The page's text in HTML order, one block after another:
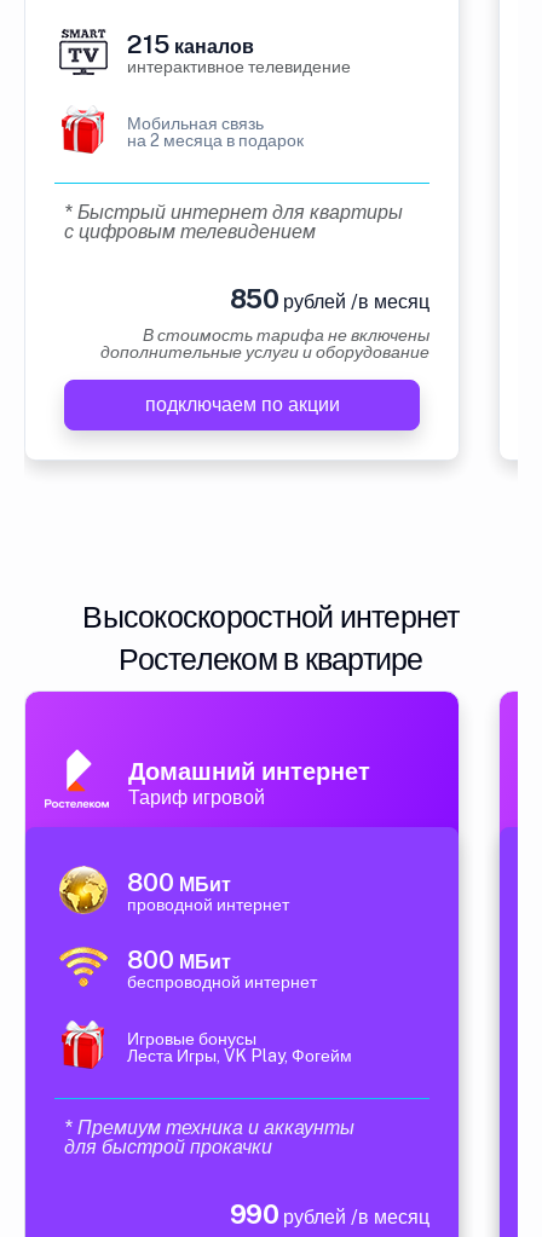
215 каналов
интерактивное телевидение
Мобильная связь
на 2 месяца в подарок
* Быстрый интернет для квартиры
с цифровым телевидением
850 рублей /в месяц
В стоимость тарифа не включены
дополнительные услуги и оборудование
подключаем по акции
Высокоскоростной интернет
Ростелеком в квартире
Домашний интернет
Тариф игровой
800 МБит
проводной интернет
800 МБит
беспроводной интернет
Игровые бонусы
Леста Игры, VK Play, Фогейм
* Премиум техника и аккаунты
для быстрой прокачки
990 рублей /в месяц